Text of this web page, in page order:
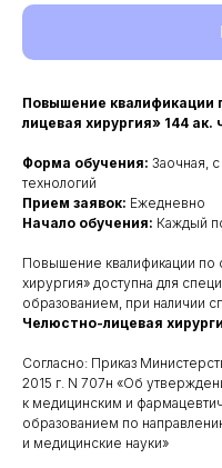
Повышение квалификации
лицевая хирургия» 144
Форма обучения: Заочная,
технологий
Прием заявок: Ежедневно
Начало обучения: Каждый
Повышение квалификации по
хирургия» доступна для
образованием, при наличии
Челюстно-лицевая
Согласно: Приказ
2015 г. N 707н «Об
к медицинским и
образованием по
и медицинские науки»